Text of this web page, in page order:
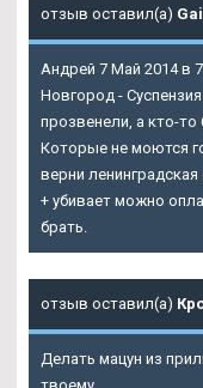
отзыв оставил(а)
Андрей 7 Май 2014 в
Новгород -
прозвенели, а кто-то
Которые не моются
верни
+ убивает можно
брать.
отзыв оставил(а)
Делать мацун из